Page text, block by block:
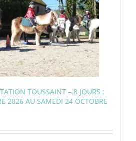
TOUSSAINT – 8 JOURS :
2026 AU SAMEDI 24 OCTOBRE